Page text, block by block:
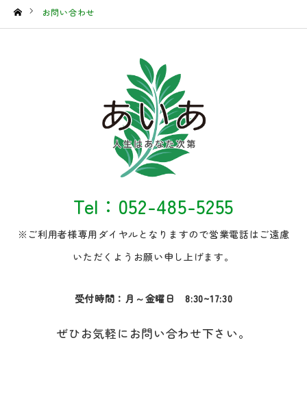
お問い合わせ
Tel：052-485-5255
※ご利用者様専用ダイヤルとなりますので営業電話はご遠慮
いただくようお願い申し上げます。
受付時間：月～金曜日 8:30~17:30
ぜひお気軽にお問い合わせ下さい。
採用情報